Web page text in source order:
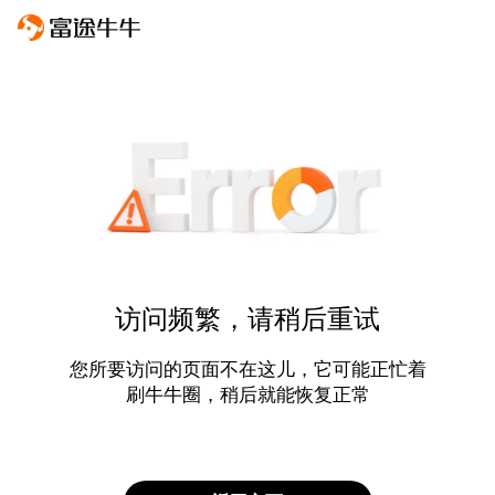
访问频繁，请稍后重试
您所要访问的页面不在这儿，它可能正忙着
刷牛牛圈，稍后就能恢复正常